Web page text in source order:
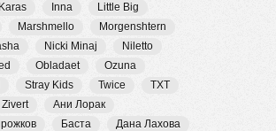
Inna
Little Big
Marshmello
Morgenshtern
Nicki Minaj
Niletto
Obladaet
Ozuna
Stray Kids Twice
TXT
Zivert
Ани Лорак
Баста
Дана Лахова